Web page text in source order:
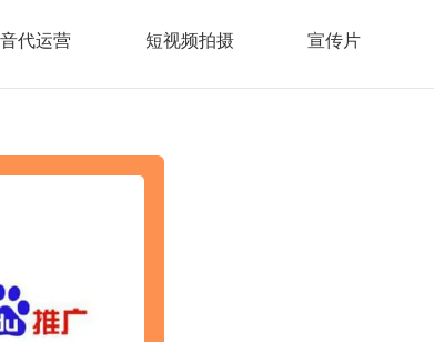
代运营 短视频拍摄 宣传片